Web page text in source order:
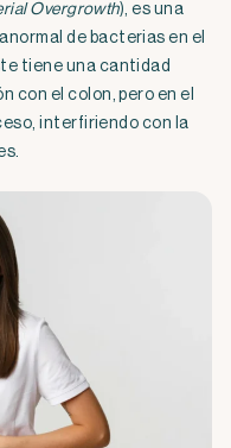
Overgrowth), es una
de bacterias en el
tiene una cantidad
con el colon, pero en el
interfiriendo con la